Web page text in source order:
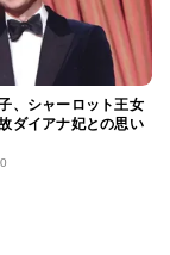
、シャーロット王女
ダイアナ妃との思い